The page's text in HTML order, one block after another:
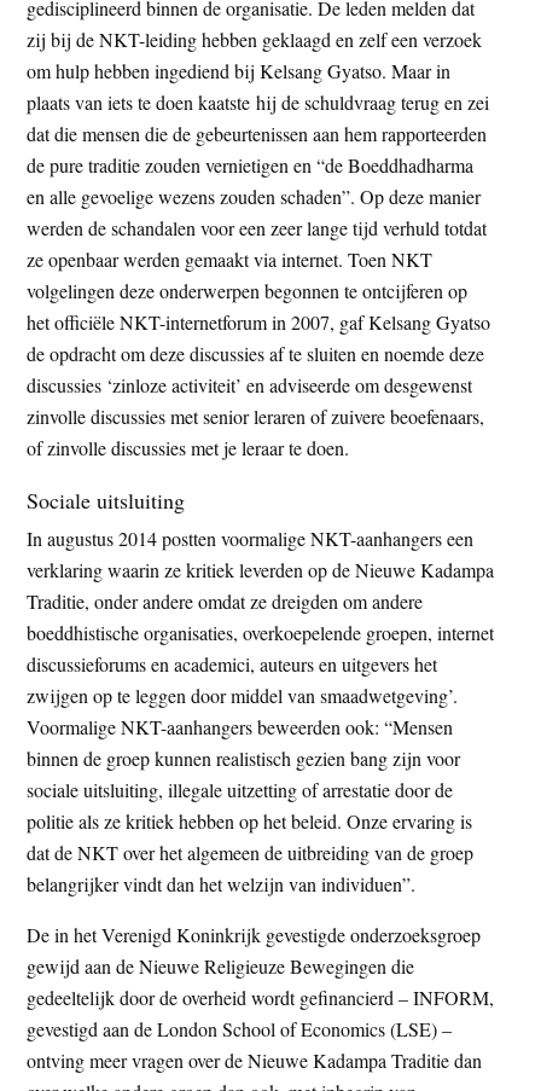
gedisciplineerd binnen de organisatie. De leden melden dat
zij bij de NKT-leiding hebben geklaagd en zelf een verzoek
om hulp hebben ingediend bij Kelsang Gyatso. Maar in
plaats van iets te doen kaatste hij de schuldvraag terug en zei
dat die mensen die de gebeurtenissen aan hem rapporteerden
de pure traditie zouden vernietigen en “de Boeddhadharma
en alle gevoelige wezens zouden schaden”. Op deze manier
werden de schandalen voor een zeer lange tijd verhuld totdat
ze openbaar werden gemaakt via internet. Toen NKT
volgelingen deze onderwerpen begonnen te ontcijferen op
het officiële NKT-internetforum in 2007, gaf Kelsang Gyatso
de opdracht om deze discussies af te sluiten en noemde deze
discussies ‘zinloze activiteit’ en adviseerde om desgewenst
zinvolle discussies met senior leraren of zuivere beoefenaars,
of zinvolle discussies met je leraar te doen.
Sociale uitsluiting
In augustus 2014 postten voormalige NKT-aanhangers een
verklaring waarin ze kritiek leverden op de Nieuwe Kadampa
Traditie, onder andere omdat ze dreigden om andere
boeddhistische organisaties, overkoepelende groepen, internet
discussieforums en academici, auteurs en uitgevers het
zwijgen op te leggen door middel van smaadwetgeving’.
Voormalige NKT-aanhangers beweerden ook: “Mensen
binnen de groep kunnen realistisch gezien bang zijn voor
sociale uitsluiting, illegale uitzetting of arrestatie door de
politie als ze kritiek hebben op het beleid. Onze ervaring is
dat de NKT over het algemeen de uitbreiding van de groep
belangrijker vindt dan het welzijn van individuen”.
De in het Verenigd Koninkrijk gevestigde onderzoeksgroep
gewijd aan de Nieuwe Religieuze Bewegingen die
gedeeltelijk door de overheid wordt gefinancierd – INFORM,
gevestigd aan de London School of Economics (LSE) –
ontving meer vragen over de Nieuwe Kadampa Traditie dan